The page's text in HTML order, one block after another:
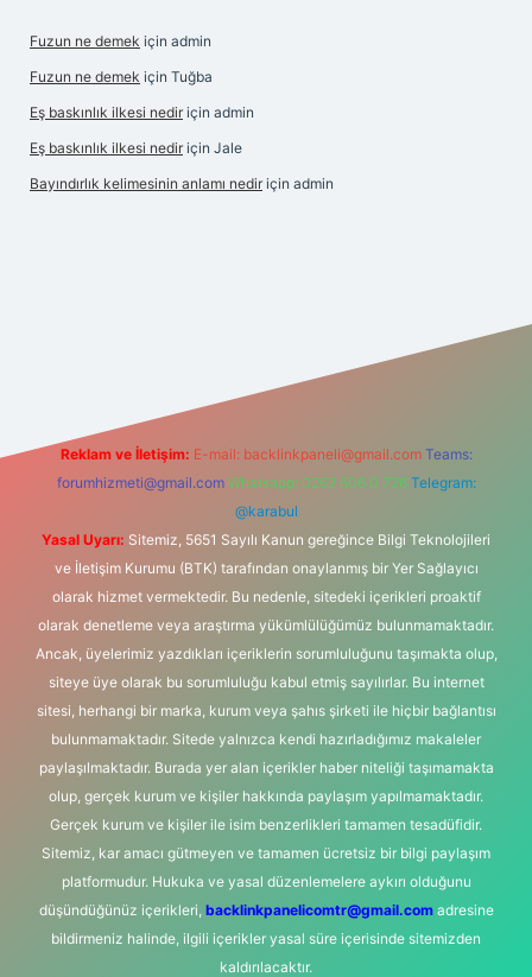
Fuzun ne demek için admin
Fuzun ne demek için Tuğba
Eş baskınlık ilkesi nedir için admin
Eş baskınlık ilkesi nedir için Jale
Bayındırlık kelimesinin anlamı nedir için admin
elexbetgiris.org
Reklam ve İletişim: E-mail: backlinkpaneli@gmail.com Teams:
forumhizmeti@gmail.com Whatsapp: 0262 606 0 726 Telegram:
@karabul
Yasal Uyarı: Sitemiz, 5651 Sayılı Kanun gereğince Bilgi Teknolojileri
ve İletişim Kurumu (BTK) tarafından onaylanmış bir Yer Sağlayıcı
olarak hizmet vermektedir. Bu nedenle, sitedeki içerikleri proaktif
olarak denetleme veya araştırma yükümlülüğümüz bulunmamaktadır.
Ancak, üyelerimiz yazdıkları içeriklerin sorumluluğunu taşımakta olup,
siteye üye olarak bu sorumluluğu kabul etmiş sayılırlar. Bu internet
sitesi, herhangi bir marka, kurum veya şahıs şirketi ile hiçbir bağlantısı
bulunmamaktadır. Sitede yalnızca kendi hazırladığımız makaleler
paylaşılmaktadır. Burada yer alan içerikler haber niteliği taşımamakta
olup, gerçek kurum ve kişiler hakkında paylaşım yapılmamaktadır.
Gerçek kurum ve kişiler ile isim benzerlikleri tamamen tesadüfidir.
Sitemiz, kar amacı gütmeyen ve tamamen ücretsiz bir bilgi paylaşım
platformudur. Hukuka ve yasal düzenlemelere aykırı olduğunu
düşündüğünüz içerikleri, backlinkpanelicomtr@gmail.comadresine
bildirmeniz halinde, ilgili içerikler yasal süre içerisinde sitemizden
kaldırılacaktır.